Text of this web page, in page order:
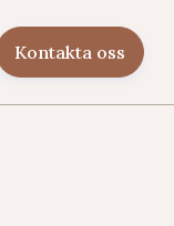
Kontakta oss